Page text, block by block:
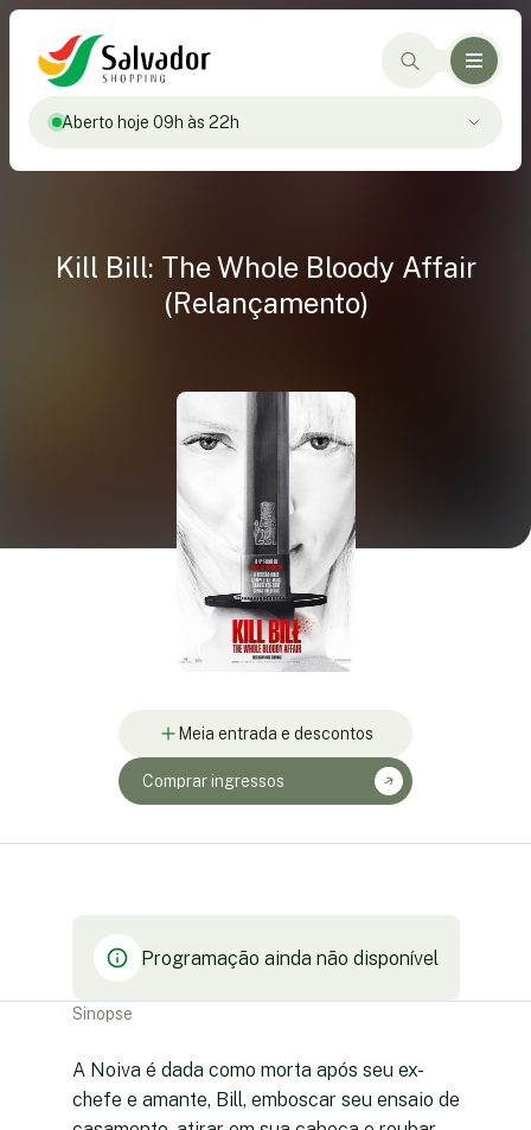
Aberto hoje 09h às 22h
Kill Bill: The Whole Bloody Affair
(Relançamento)
Meia entrada e descontos
Comprar ingressos
Programação ainda não disponível
Sinopse
A Noiva é dada como morta após seu ex-
chefe e amante, Bill, emboscar seu ensaio de